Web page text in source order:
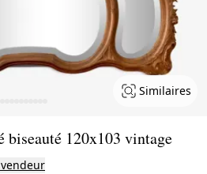
Similaires
120x103 vintage